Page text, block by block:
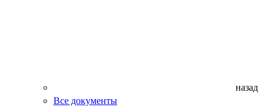
назад
Все документы